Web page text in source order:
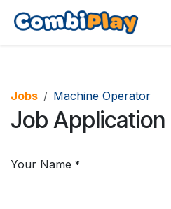
Skip to Content
Jobs Machine Operator
Job Application
Your Name *